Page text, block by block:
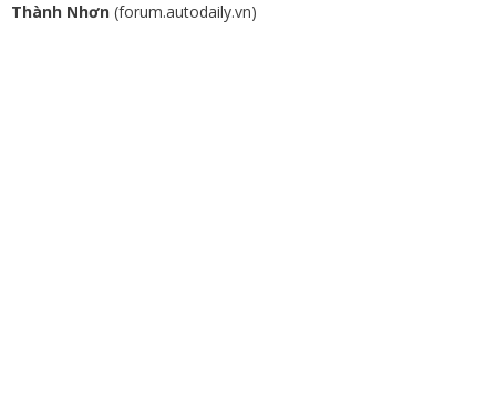
Thành Nhơn (forum.autodaily.vn)